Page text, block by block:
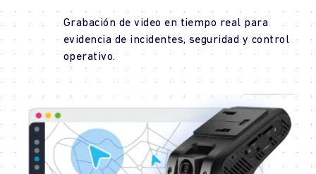
Grabación de video en tiempo real para
evidencia de incidentes, seguridad y control
operativo.